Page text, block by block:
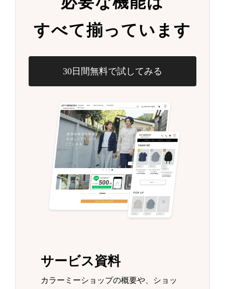
すべて揃っています
30日間無料で試してみる
サービス資料
カラーミーショップの概要や、ショッ